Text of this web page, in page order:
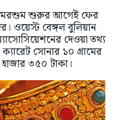
মরশুম শুরুর আগেই ফের
ওয়েস্ট বেঙ্গল বুলিয়ান
দেওয়া তথ্য
সোনার ১০ গ্রামের
৩৫০ টাকা।